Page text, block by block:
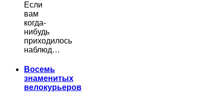
Если
вам
когда-
нибудь
приходилось
наблюд…
Восемь
знаменитых
велокурьеров